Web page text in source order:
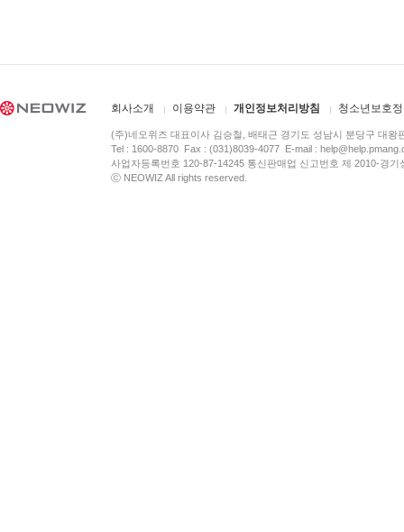
회사소개 이용약관 개인정보처리방침 청소년보호
(주)네오위즈 대표이사 김승철, 배태근 경기도 성남시 분당구 대왕
Tel : 1600-8870 Fax : (031)8039-4077 E-mail :
사업자등록번호 120-87-14245 통신판매업 신고번호 제 2010-경
ⓒ NEOWIZ All rights reserved.